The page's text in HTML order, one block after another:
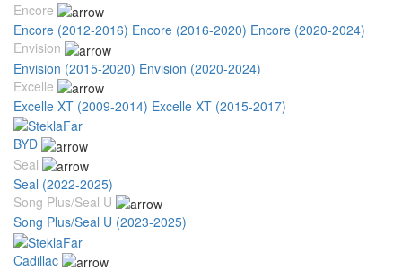
Encore
Encore (2012-2016) Encore (2016-2020) Encore (2020-2024)
Envision
Envision (2015-2020) Envision (2020-2024)
Excelle
Excelle XT (2009-2014) Excelle XT (2015-2017)
BYD
Seal
Seal (2022-2025)
Song Plus/Seal U
Song Plus/Seal U (2023-2025)
Cadillac